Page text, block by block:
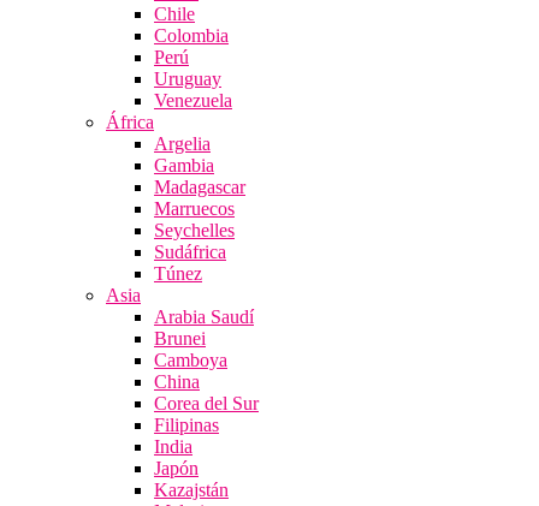
Chile
Colombia
Perú
Uruguay
Venezuela
África
Argelia
Gambia
Madagascar
Marruecos
Seychelles
Sudáfrica
Túnez
Asia
Arabia Saudí
Brunei
Camboya
China
Corea del Sur
Filipinas
India
Japón
Kazajstán